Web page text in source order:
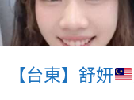
【台東】舒妍